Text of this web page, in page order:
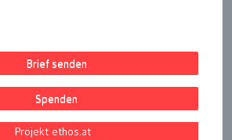
Brief senden
Spenden
Projekt ethos.at